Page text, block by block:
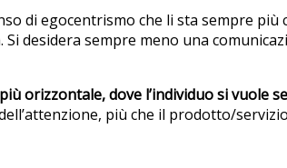
di egocentrismo che li sta sempre
desidera sempre meno una
orizzontale, dove l’individuo si vuole
più che il prodotto/